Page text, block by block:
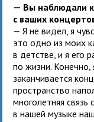
— Вы наблюдали
с ваших
— Я не видел, я
это одно из моих
в детстве, и я его
по жизни. Конечно,
заканчивается
пространство
многолетняя
в нашей музыке